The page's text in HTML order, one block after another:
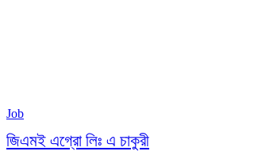
Job
জিএমই এগ্রো লিঃ এ চাকুরী